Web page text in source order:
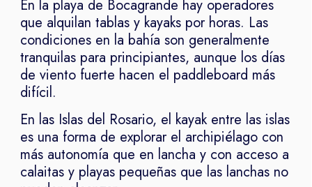
En la playa de Bocagrande hay operadores
que alquilan tablas y kayaks por horas. Las
condiciones en la bahía son generalmente
tranquilas para principiantes, aunque los días
de viento fuerte hacen el paddleboard más
difícil.
En las Islas del Rosario, el kayak entre las islas
es una forma de explorar el archipiélago con
más autonomía que en lancha y con acceso a
calaitas y playas pequeñas que las lanchas no